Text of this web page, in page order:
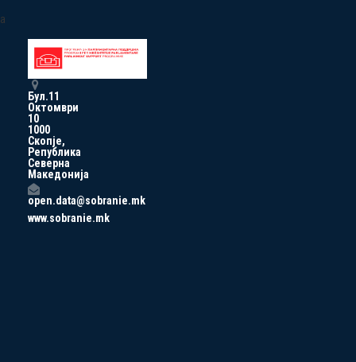
a
Бул.11
Октомври
10
1000
Скопје,
Република
Северна
Македонија
open.data@sobranie.mk
www.sobranie.mk